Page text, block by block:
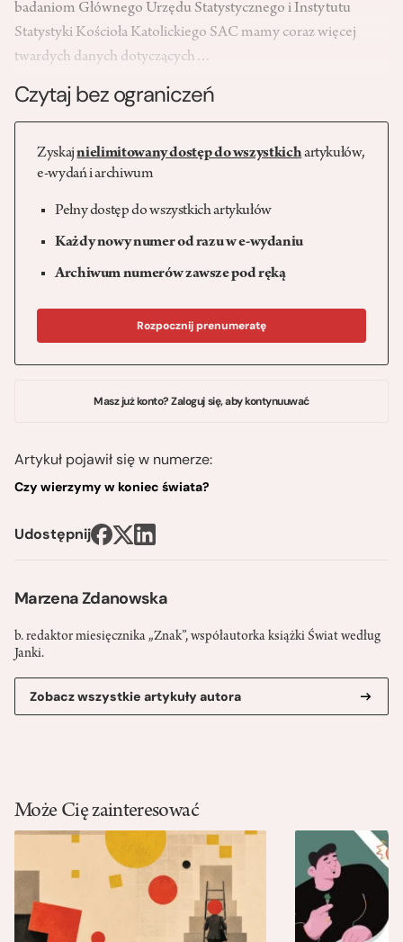
Marzena Zdanowska
b. redaktor miesięcznika „Znak”, współautorka książki Świat według
Janki.
Zobacz wszystkie artykuły autora
badaniom Głównego Urzędu Statystycznego i Instytutu
Statystyki Kościoła Katolickiego SAC mamy coraz więcej
twardych danych dotyczących…
Czytaj bez ograniczeń
Zyskajnielimitowany dostęp do wszystkichartykułów,
e-wydań i archiwum
Pełny dostęp do wszystkich artykułów
Każdy nowy numer od razu w e-wydaniu
Archiwum numerów zawsze pod ręką
Rozpocznij prenumeratę
Masz już konto? Zaloguj się, aby kontynuuwać
Artykuł pojawił się w numerze:
Czy wierzymy w koniec świata?
Udostępnij
Może Cię zainteresować